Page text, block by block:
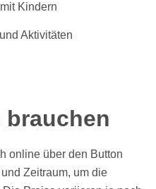
Kindern
Aktivitäten
brauchen
online über den Button
Zeitraum, um die